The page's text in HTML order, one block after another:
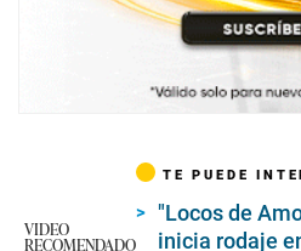
VIDEO
RECOMENDADO
TE PUEDE
"Locos de
inicia rodaje